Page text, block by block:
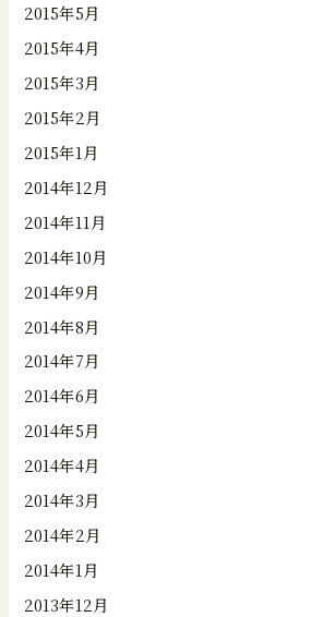
2015年5月
2015年4月
2015年3月
2015年2月
2015年1月
2014年12月
2014年11月
2014年10月
2014年9月
2014年8月
2014年7月
2014年6月
2014年5月
2014年4月
2014年3月
2014年2月
2014年1月
2013年12月